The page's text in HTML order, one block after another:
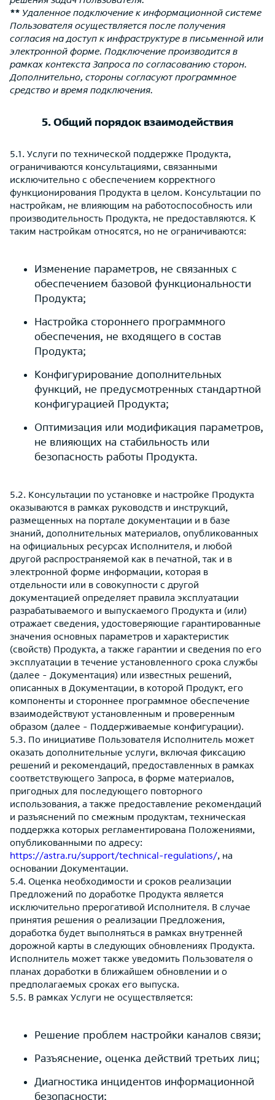
** Удаленное подключение к информационной системе
Пользователя осуществляется после получения
согласия на доступ к инфраструктуре в письменной или
электронной форме. Подключение производится в
рамках контекста Запроса по согласованию сторон.
Дополнительно, стороны согласуют программное
средство и время подключения.
5. Общий порядок взаимодействия
5.1. Услуги по технической поддержке Продукта,
ограничиваются консультациями, связанными
исключительно с обеспечением корректного
функционирования Продукта в целом. Консультации по
настройкам, не влияющим на работоспособность или
производительность Продукта, не предоставляются. К
таким настройкам относятся, но не ограничиваются:
Изменение параметров, не связанных с
обеспечением базовой функциональности
Продукта;
Настройка стороннего программного
обеспечения, не входящего в состав
Продукта;
Конфигурирование дополнительных
функций, не предусмотренных стандартной
конфигурацией Продукта;
Оптимизация или модификация параметров,
не влияющих на стабильность или
безопасность работы Продукта.
5.2. Консультации по установке и настройке Продукта
оказываются в рамках руководств и инструкций,
размещенных на портале документации и в базе
знаний, дополнительных материалов, опубликованных
на официальных ресурсах Исполнителя, и любой
другой распространяемой как в печатной, так и в
электронной форме информации, которая в
отдельности или в совокупности с другой
документацией определяет правила эксплуатации
разрабатываемого и выпускаемого Продукта и (или)
отражает сведения, удостоверяющие гарантированные
значения основных параметров и характеристик
(свойств) Продукта, а также гарантии и сведения по его
эксплуатации в течение установленного срока службы
(далее - Документация) или известных решений,
описанных в Документации, в которой Продукт, его
компоненты и стороннее программное обеспечение
взаимодействуют установленным и проверенным
образом (далее - Поддерживаемые конфигурации).
5.3. По инициативе Пользователя Исполнитель может
оказать дополнительные услуги, включая фиксацию
решений и рекомендаций, предоставленных в рамках
соответствующего Запроса, в форме материалов,
пригодных для последующего повторного
использования, а также предоставление рекомендаций
и разъяснений по смежным продуктам, техническая
поддержка которых регламентирована Положениями,
опубликованными по адресу:
https://astra.ru/support/technical-regulations/, на
основании Документации.
5.4. Оценка необходимости и сроков реализации
Предложений по доработке Продукта является
исключительно прерогативой Исполнителя. В случае
принятия решения о реализации Предложения,
доработка будет выполняться в рамках внутренней
дорожной карты в следующих обновлениях Продукта.
Исполнитель может также уведомить Пользователя о
планах доработки в ближайшем обновлении и о
предполагаемых сроках его выпуска.
5.5. В рамках Услуги не осуществляется:
Решение проблем настройки каналов связи;
Разъяснение, оценка действий третьих лиц;
Диагностика инцидентов информационной
безопасности;